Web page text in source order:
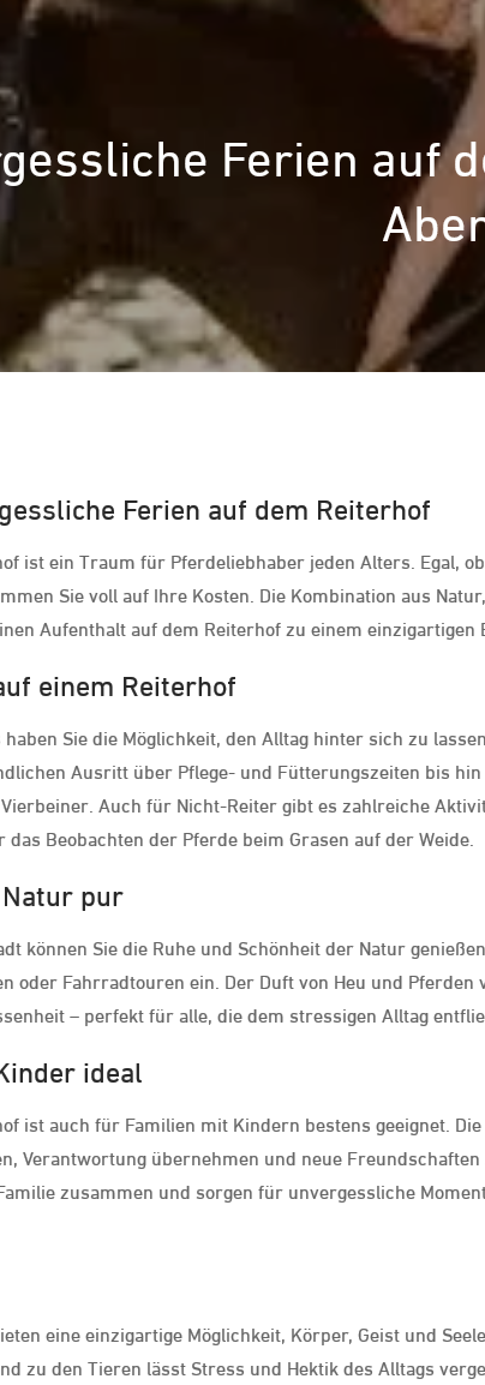
Ferien auf
Ferien auf dem Reiterhof
ist ein Traum für Pferdeliebhaber jeden Alters. Egal,
Sie voll auf Ihre Kosten. Die Kombination aus
Aufenthalt auf dem Reiterhof zu einem einzigartigen
einem Reiterhof
Sie die Möglichkeit, den Alltag hinter sich zu
Ausritt über Pflege- und Fütterungszeiten bis
Auch für Nicht-Reiter gibt es zahlreiche
Beobachten der Pferde beim Grasen auf der Weide.
pur
können Sie die Ruhe und Schönheit der Natur
oder Fahrradtouren ein. Der Duft von Heu und
– perfekt für alle, die dem stressigen Alltag
ideal
ist auch für Familien mit Kindern bestens geeignet.
Verantwortung übernehmen und neue
zusammen und sorgen für unvergessliche
eine einzigartige Möglichkeit, Körper, Geist und
zu den Tieren lässt Stress und Hektik des Alltags